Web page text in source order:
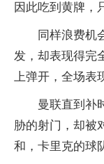
因此吃到黄牌，
同样浪费机
发，却表现得完
上弹开，全场表
曼联直到补
胁的射门，却被
和，卡里克的球